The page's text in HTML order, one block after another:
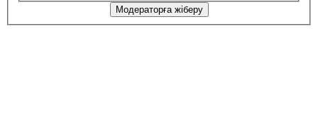
Модераторға жіберу